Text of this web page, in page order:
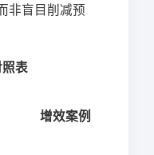
非盲目削减预
表​
​增效案例​